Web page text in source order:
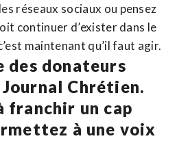
réseaux sociaux ou pensez
continuer d’exister dans le
maintenant qu’il faut agir.
des donateurs
Chrétien.
franchir un cap
à une voix